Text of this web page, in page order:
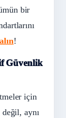
bir
!
Güvenlik
için
aynı